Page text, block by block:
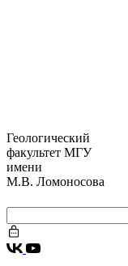
Геологический
факультет МГУ
имени
М.В. Ломоносова